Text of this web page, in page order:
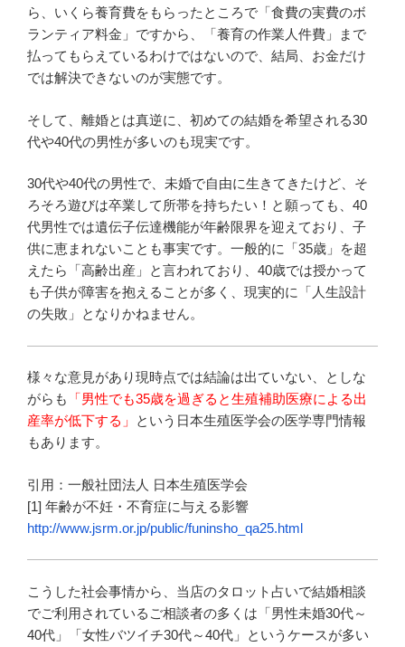
ら、いくら養育費をもらったところで「食費の実費のボ
ランティア料金」ですから、「養育の作業人件費」まで
払ってもらえているわけではないので、結局、お金だけ
では解決できないのが実態です。
そして、離婚とは真逆に、初めての結婚を希望される30
代や40代の男性が多いのも現実です。
30代や40代の男性で、未婚で自由に生きてきたけど、そ
ろそろ遊びは卒業して所帯を持ちたい！と願っても、40
代男性では遺伝子伝達機能が年齢限界を迎えており、子
供に恵まれないことも事実です。一般的に「35歳」を超
えたら「高齢出産」と言われており、40歳では授かって
も子供が障害を抱えることが多く、現実的に「人生設計
の失敗」となりかねません。
様々な意見があり現時点では結論は出ていない、としな
がらも
「男性でも35歳を過ぎると生殖補助医療による出
産率が低下する」
という日本生殖医学会の医学専門情報
もあります。
引用：一般社団法人 日本生殖医学会
[1] 年齢が不妊・不育症に与える影響
http://www.jsrm.or.jp/public/funinsho_qa25.html
こうした社会事情から、当店のタロット占いで結婚相談
でご利用されているご相談者の多くは「男性未婚30代～
40代」「女性バツイチ30代～40代」というケースが多い